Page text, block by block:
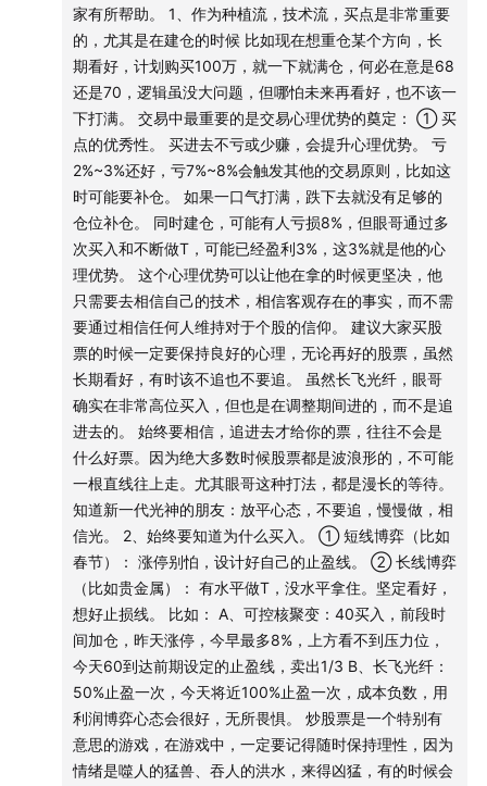
某只个股，也不应一次性全额打满，优秀的买点能确保你一
入场就处于非亏损状态。通过多次买入和不断的日内交易降
低成本，可以在同样的价格位阶获得比他人更好的心态。这
种基于技术而非盲目信仰的客观事实，能让你在市场波动中
拿得更稳，拒绝追涨杀跌，静待花开。只有心理稳固，才能
在长期的博弈中立于不败之地。
00:11:30 理性驱动的止盈设计与大盘展望
买股票到底是为什么？对于短线博弈者，设计明确的止盈线
至关重要。以可控核聚变为例，在四十元买入后，达到六十
元便坚定卖出三分之一，这就是目标的执行力。当股价进入
无压力区时，唯一的依靠就是预设的止盈策略。虽然大盘全
面大跌的可能性较低，但非核心板块的低迷不容忽视。保持
理性，克服欲望的猛兽，才能实现盈亏同源的良性循环。再
次祝愿大家小年快乐，投资顺利。
2、上周网易云节目提到如果布局电影就周一周二进，今天很
多朋友发来贺电，布局涨停，恭喜大家。
免费售后：如果走的非常强势，比如周四周五仍然涨停，建
议卖出1/3到一半，卖出逻辑和原因年后说。
01:44 春节行情
1、今天缩量很夸张，这代表多头已经没有做多的想法。
2、传媒的突然爆发会引起巨大的虹吸效应，相当于它启动了
春节行情，其他的板块可能就没什么行情了。
接下来的几天很有可能会像在阿云节目里面说的那样，全部
都切换到埋伏和博弈当中。
3、商业航天
① 春节期间应该没太多利好，短线又没有资金做多，很有可
能会陷入到无休止的锯齿状的四浪当中。
② 四浪会走多久？会走多远？
需要一个大的外界利好来做确认，时间是未知的，可能会比
较磨人。
眼哥比较倾向于：
A、发射的成功
B、蓝箭和天兵的上市，可能会对商业航天起到至关重要的作
用，是五浪开启的关键钥匙，在这些信息出现之前应该是凉
凉了。
4、其他看好的板块，阿云节目说的很清楚了，有兴趣的可以
去听。
家有所帮助。 1、作为种植流，技术流，买点是非常重要
的，尤其是在建仓的时候 比如现在想重仓某个方向，长
期看好，计划购买100万，就一下就满仓，何必在意是68
还是70，逻辑虽没大问题，但哪怕未来再看好，也不该一
下打满。 交易中最重要的是交易心理优势的奠定： ① 买
点的优秀性。 买进去不亏或少赚，会提升心理优势。 亏
2%~3%还好，亏7%~8%会触发其他的交易原则，比如这
时可能要补仓。 如果一口气打满，跌下去就没有足够的
仓位补仓。 同时建仓，可能有人亏损8%，但眼哥通过多
次买入和不断做T，可能已经盈利3%，这3%就是他的心
理优势。 这个心理优势可以让他在拿的时候更坚决，他
只需要去相信自己的技术，相信客观存在的事实，而不需
要通过相信任何人维持对于个股的信仰。 建议大家买股
票的时候一定要保持良好的心理，无论再好的股票，虽然
长期看好，有时该不追也不要追。 虽然长飞光纤，眼哥
确实在非常高位买入，但也是在调整期间进的，而不是追
进去的。 始终要相信，追进去才给你的票，往往不会是
什么好票。因为绝大多数时候股票都是波浪形的，不可能
一根直线往上走。尤其眼哥这种打法，都是漫长的等待。
知道新一代光神的朋友：放平心态，不要追，慢慢做，相
信光。 2、始终要知道为什么买入。 ① 短线博弈（比如
春节）： 涨停别怕，设计好自己的止盈线。 ② 长线博弈
（比如贵金属）： 有水平做T，没水平拿住。坚定看好，
想好止损线。 比如： A、可控核聚变：40买入，前段时
间加仓，昨天涨停，今早最多8%，上方看不到压力位，
今天60到达前期设定的止盈线，卖出1/3 B、长飞光纤：
50%止盈一次，今天将近100%止盈一次，成本负数，用
利润博弈心态会很好，无所畏惧。 炒股票是一个特别有
意思的游戏，在游戏中，一定要记得随时保持理性，因为
情绪是噬人的猛兽、吞人的洪水，来得凶猛，有的时候会